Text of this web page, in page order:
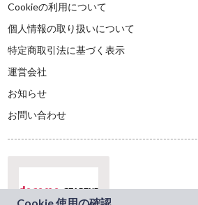
Cookieの利用について
個人情報の取り扱いについて
特定商取引法に基づく表示
運営会社
お知らせ
お問い合わせ